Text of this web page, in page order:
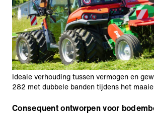
Ideale verhouding tussen vermogen en
282 met dubbele banden tijdens het
Consequent ontworpen voor